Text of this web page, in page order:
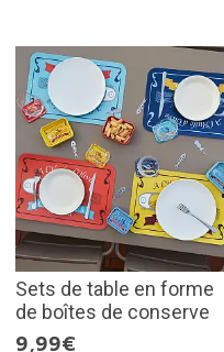
Sets de table en forme
de boîtes de conserve
9,99€